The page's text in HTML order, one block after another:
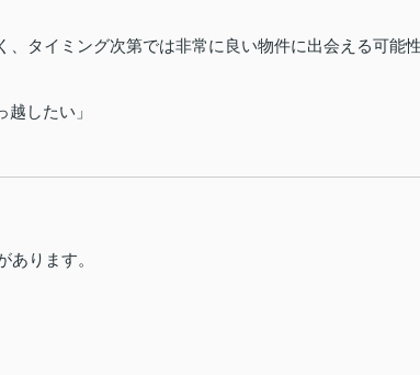
、タイミング次第では非常に良い物件に出会える可能
したい」
ります。